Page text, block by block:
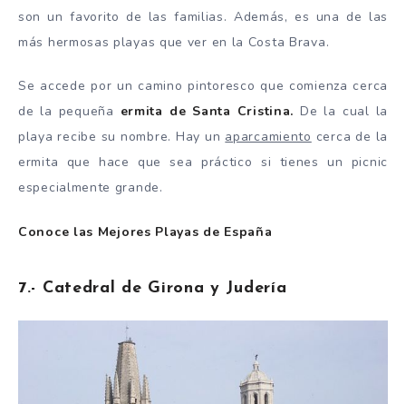
son un favorito de las familias. Además, es una de las
más hermosas playas que ver en la Costa Brava.
Se accede por un camino pintoresco que comienza cerca
de la pequeña ermita de Santa Cristina. De la cual la
playa recibe su nombre. Hay un aparcamiento cerca de la
ermita que hace que sea práctico si tienes un picnic
especialmente grande.
Conoce las Mejores Playas de España
7.- Catedral de Girona y Judería